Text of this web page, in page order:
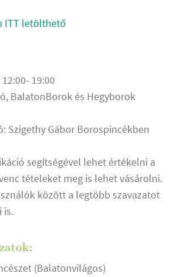
ITT letölthető
19:00
BalatonBorok és Hegyborok
Szigethy Gábor Borospincékben
segítségével lehet értékelni a
tételeket meg is lehet vásárolni.
között a legtöbb szavazatot
is.
(Balatonvilágos)